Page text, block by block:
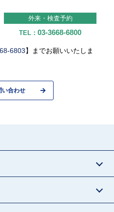
外来・検査予約
TEL：03-3668-6800
6803】までお願いいたしま
い合わせ